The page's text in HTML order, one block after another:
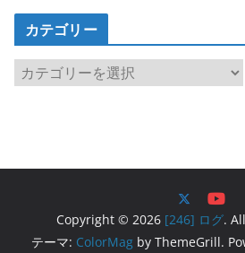
カテゴリー
カ
テ
Copyright © 2026 [246] ログ.
テーマ: ColorMag by ThemeGrill.